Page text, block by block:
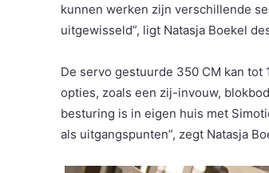
kunnen werken zijn verschillende
uitgewisseld”, ligt Natasja Boekel
De servo gestuurde 350 CM kan
opties, zoals een zij-invouw,
besturing is in eigen huis met
als uitgangspunten”, zegt Natasja